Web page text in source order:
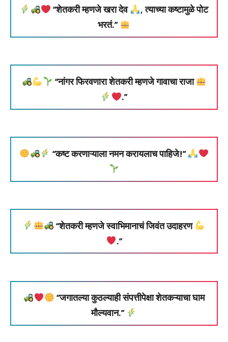
“शेतकरी म्हणजे खरा देव
, त्याच्या कष्टामुळे पोट
भरतं.”
“नांगर फिरवणारा शेतकरी म्हणजे गावाचा राजा
.”
“कष्ट करणाऱ्याला नमन करायलाच पाहिजे!”
“शेतकरी म्हणजे स्वाभिमानाचं जिवंत उदाहरण
.”
“जगातल्या कुठल्याही संपत्तीपेक्षा शेतकऱ्याचा घाम
मौल्यवान.”